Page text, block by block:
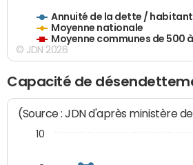
Annuité de la dette / habitant
Moyenne nationale
Moyenne communes de 500
© JDN 2026
Capacité de
(Source : JDN d'après ministère
10